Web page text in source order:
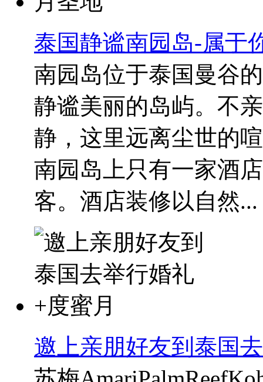
泰国静谧南园岛-属于
南园岛位于泰国曼谷
静谧美丽的岛屿。不
静，这里远离尘世的
南园岛上只有一家酒
客。酒店装修以自然...
邀上亲朋好友到泰国